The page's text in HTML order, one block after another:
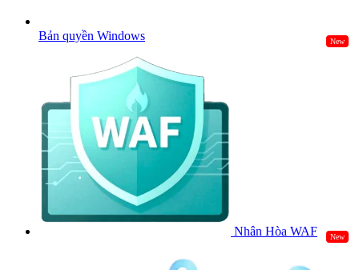
Bản quyền Windows New
Nhân Hòa WAF New